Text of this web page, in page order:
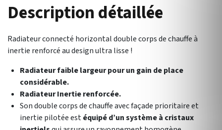
Description détaillée
Radiateur connecté horizontal double corps de chauffe à
inertie renforcé au design ultra lisse !
Radiateur faible largeur pour un gain de place
considérable.
Radiateur Inertie renforcée.
Son double corps de chauffe avec façade prioritaire et
inertie pilotée estéquipé d’un système à cristaux